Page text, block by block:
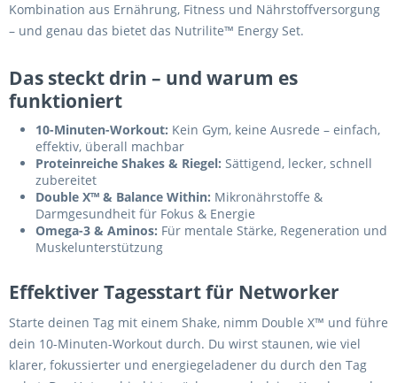
Kombination aus Ernährung, Fitness und Nährstoffversorgung
– und genau das bietet das Nutrilite™ Energy Set.
Das steckt drin – und warum es
funktioniert
10-Minuten-Workout: Kein Gym, keine Ausrede – einfach,
effektiv, überall machbar
Proteinreiche Shakes & Riegel: Sättigend, lecker, schnell
zubereitet
Double X™ & Balance Within: Mikronährstoffe &
Darmgesundheit für Fokus & Energie
Omega-3 & Aminos: Für mentale Stärke, Regeneration und
Muskelunterstützung
Effektiver Tagesstart für Networker
Starte deinen Tag mit einem Shake, nimm Double X™ und führe
dein 10-Minuten-Workout durch. Du wirst staunen, wie viel
klarer, fokussierter und energiegeladener du durch den Tag